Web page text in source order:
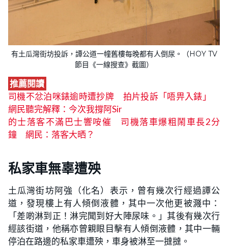
有土瓜灣街坊投訴，譚公道一幢舊樓每晚都有人倒尿。（HOY TV
節目《一線搜查》截圖）
推薦閱讀
司機不忿泊咪錶逾時遭抄牌 拍片投訴「唔畀入錶」
網民聽完解釋：今次我撐阿Sir
的士落客不滿巴士響咹催 司機落車爆粗鬧車長2分
鐘 網民：落客大晒？
私家車無辜遭殃
土瓜灣街坊阿強（化名）表示，曾有幾次行經過譚公
道，發現樓上有人傾倒液體，其中一次他更被濺中：
「差啲淋到正！淋完聞到好大陣尿味。」其後有幾次行
經該街道，他稱亦曾親眼目擊有人傾倒液體，其中一輛
停泊在路邊的私家車遭殃，車身被淋至一撻撻。